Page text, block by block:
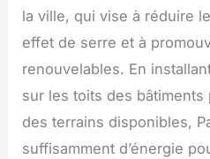
la ville, qui vise à réduire
effet de serre et à
renouvelables. En
sur les toits des
des terrains disponibles,
suffisamment d’énergie